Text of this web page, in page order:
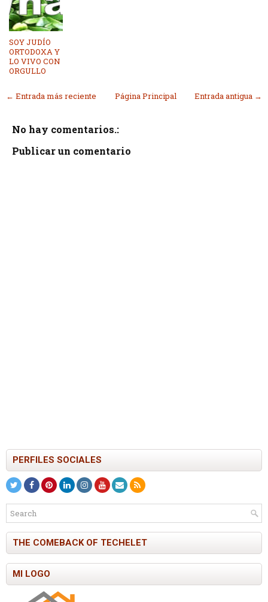
SOY JUDÍO
ORTODOXA Y
LO VIVO CON
ORGULLO
← Entrada más reciente Entrada antigua →
Página Principal
No hay comentarios.:
Publicar un comentario
PERFILES SOCIALES
THE COMEBACK OF TECHELET
MI LOGO